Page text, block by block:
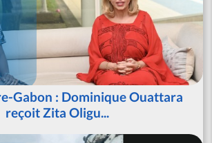
Gabon : Dominique Ouattara
reçoit Zita Oligu...